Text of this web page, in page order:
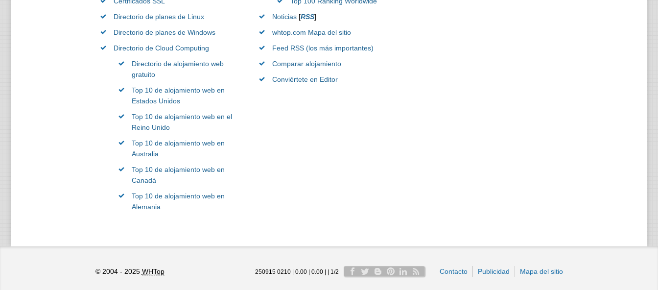
Directorio de planes de Linux
Directorio de planes de Windows
Directorio de Cloud Computing
Directorio de alojamiento web
gratuito
Top 10 de alojamiento web en
Estados Unidos
Top 10 de alojamiento web en el
Reino Unido
Top 10 de alojamiento web en
Australia
Top 10 de alojamiento web en
Canadá
Top 10 de alojamiento web en
Alemania
Noticias [RSS]
whtop.com Mapa del sitio
Feed RSS (los más importantes)
Comparar alojamiento
Conviértete en Editor
© 2004 - 2025 WHTop Contacto Publicidad Mapa del sitio
250915 0210 | 0.00 | 0.00 | | 1/2